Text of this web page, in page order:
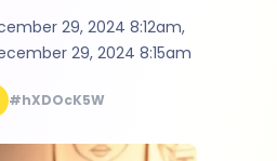
29, 2024 8:12am,
29, 2024 8:15am
#hXDOcK5W